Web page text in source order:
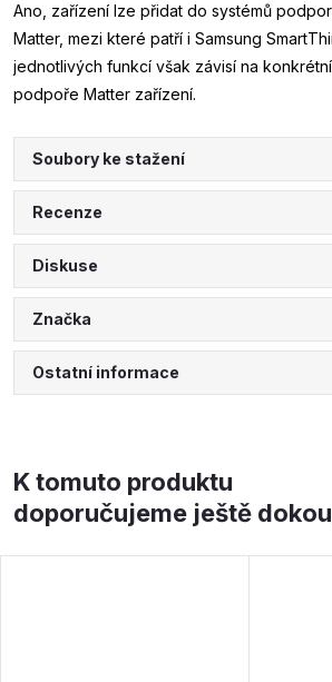
Ano, zařízení lze přidat do systémů
Matter, mezi které patří i Samsung
jednotlivých funkcí však závisí na
podpoře Matter zařízení.
Soubory ke stažení
Recenze
Diskuse
Značka
Ostatní informace
K tomuto produktu
doporučujeme ještě